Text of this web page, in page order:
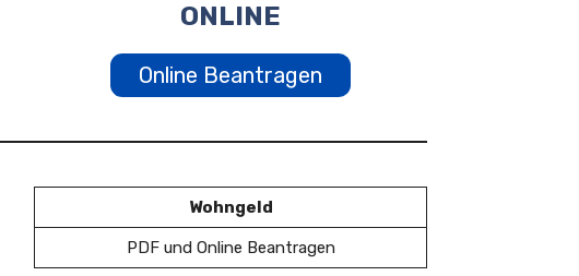
ONLINE
Online Beantragen
Wohngeld
PDF und Online Beantragen